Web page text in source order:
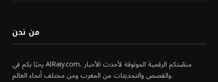
من نحن
رحبًا بكم في AlRaiy.com، منصّتكم الرقمية الموثوقة لأحدث الأخبار
والقصص والتحديثات من المغرب ومن مختلف أنحاء العالم.